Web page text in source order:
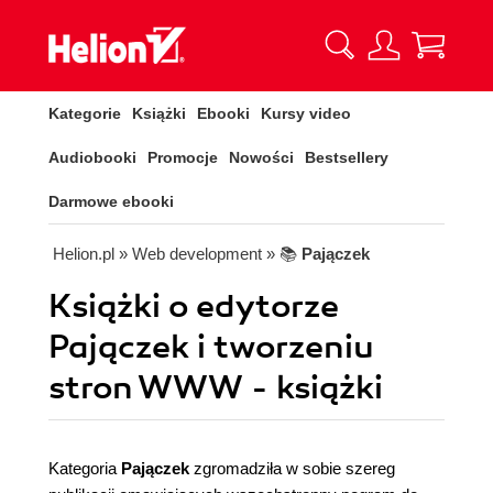
Kategorie Książki Ebooki Kursy video
Audiobooki Promocje Nowości Bestsellery
Darmowe ebooki
Helion.pl » Web development » 📚 Pajączek
Książki o edytorze
Pajączek i tworzeniu
stron WWW - książki
Kategoria Pajączek zgromadziła w sobie szereg